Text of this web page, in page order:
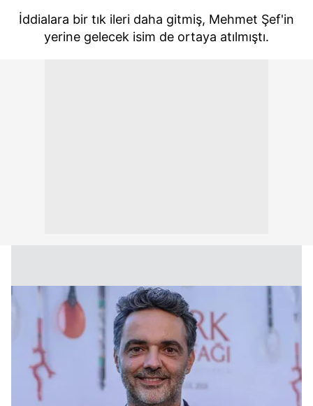
İddialara bir tık ileri daha gitmiş, Mehmet Şef'in
yerine gelecek isim de ortaya atılmıştı.